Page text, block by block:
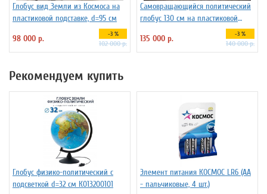
Глобус вид Земли из Космоса на
пластиковой подставке, d=95 см
98 000 р.
-3 %
102 000 р.
Самовращающийся политический
глобус 130 см на пластиковой
135 000 р. -3 %
140 000 р.
Рекомендуем купить
Глобус физико-политический с
подсветкой d=32 см К013200101
Элемент питания КОСМОС LR6 (АА
- пальчиковые, 4 шт.)